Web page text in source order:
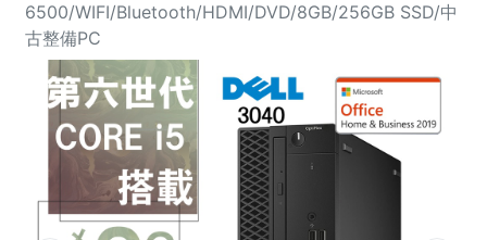
6500/WIFI/Bluetooth/HDMI/DVD/8GB/256GB SSD/中
古整備PC